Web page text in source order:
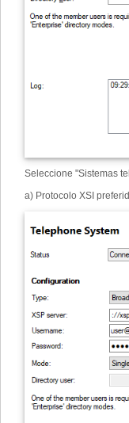
Seleccione "Sistemas
a) Protocolo XSI